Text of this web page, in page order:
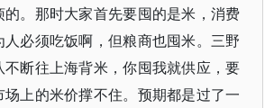
的。那时大家首先要囤的是米，消费
必须吃饭啊，但粮商也囤米。三野
不断往上海背米，你囤我就供应，要
上的米价撑不住。预期都是过了一